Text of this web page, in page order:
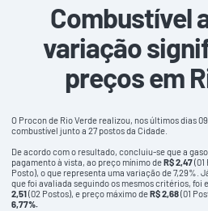
Combustível
variação
preços em
O Procon de Rio Verde realizou, nos últimos dias
combustível junto a 27 postos da Cidade.
De acordo com o resultado, concluiu-se que a
pagamento à vista, ao preço mínimo deR$ 2,47(01
Posto), o que representa uma variação de 7,29%.
que foi avaliada seguindo os mesmos critérios, foi
2,51(02 Postos), e preço máximo deR$ 2,68(01
6,77%.